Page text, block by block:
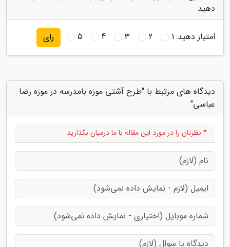
دهید
امتیاز دهید:1
2
3
4
5 رای
دیدگاه های مرتبط با "طرح آشتی موزه بامدرسه در موزه رضا
عباسی"
* نظرتان را در مورد این مقاله با ما درمیان بگذارید